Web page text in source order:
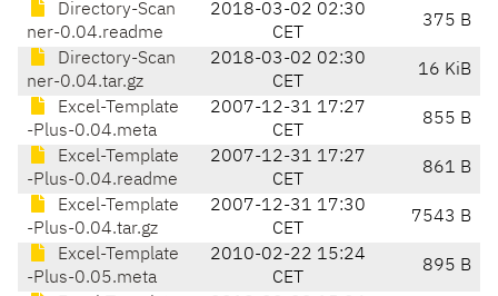
Directory-Scan
ner-0.04.readme
2018-03-02 02:30
CET
375 B
Directory-Scan
ner-0.04.tar.gz
2018-03-02 02:30
CET
16 KiB
Excel-Template
-Plus-0.04.meta
2007-12-31 17:27
CET
855 B
Excel-Template
-Plus-0.04.readme
2007-12-31 17:27
CET
861 B
Excel-Template
-Plus-0.04.tar.gz
2007-12-31 17:30
CET
7543 B
Excel-Template
-Plus-0.05.meta
2010-02-22 15:24
CET
895 B